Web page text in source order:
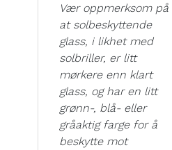
Vær oppmerksom på
at solbeskyttende
glass, i likhet med
solbriller, er litt
mørkere enn klart
glass, og har en litt
grønn-, blå- eller
gråaktig farge for å
beskytte mot